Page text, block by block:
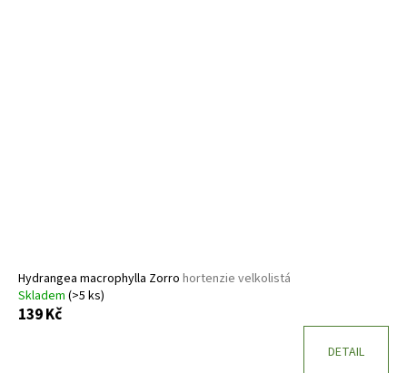
Hydrangea macrophylla Zorro hortenzie velkolistá
Skladem (>5 ks)
139 Kč
DETAIL